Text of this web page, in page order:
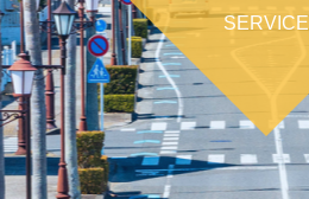
SERVICE